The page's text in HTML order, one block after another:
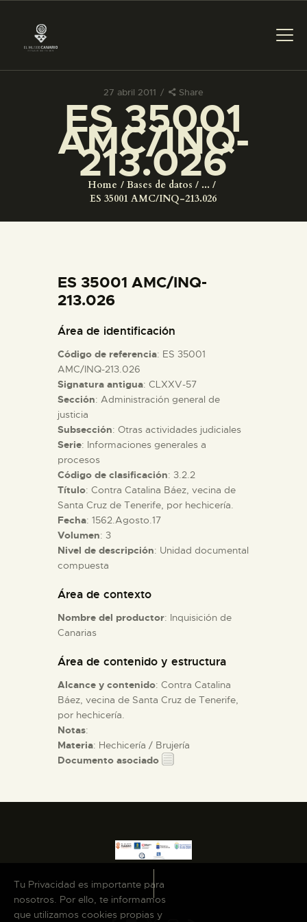
27 abril 2011 Share
ES 35001
AMC/INQ-
213.026
Home Bases de datos
...
ES 35001 AMC/INQ-213.026
PREPARAR LA VISITA
ACTIVIDADES
COLECCIONES
ESPAÑOL
PREPARAR LA VISITA
ACTIVIDADES
█
EL MUSEO
COLECCIONES
ES 35001 AMC/INQ-
213.026
Área de identificación
Código de referencia: ES 35001
AMC/INQ-213.026
Signatura antigua: CLXXV-57
Sección: Administración general de
justicia
Subsección: Otras actividades judiciales
Serie: Informaciones generales a
procesos
Código de clasificación: 3.2.2
Título: Contra Catalina Báez, vecina de
Santa Cruz de Tenerife, por hechicería.
Fecha: 1562.Agosto.17
Volumen: 3
Nivel de descripción: Unidad documental
compuesta
Área de contexto
Nombre del productor: Inquisición de
Canarias
Área de contenido y estructura
Alcance y contenido: Contra Catalina
Báez, vecina de Santa Cruz de Tenerife,
por hechicería.
Notas:
Materia: Hechicería / Brujería
Documento asociado
Tu Privacidad es importante para
nosotros. Por ello, te informamos
que utilizamos cookies propias y